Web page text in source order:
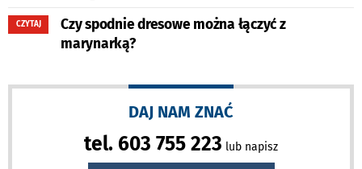
CZYTAJ
Czy spodnie dresowe można łączyć z
marynarką?
DAJ NAM ZNAĆ
tel. 603 755 223 lub napisz